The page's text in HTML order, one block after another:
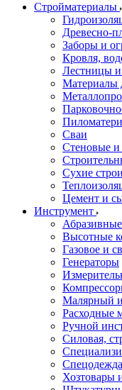
Стройматериалы
Древесно-
Заборы и
Кровля,
Лестницы
Материалы
Сваи
Стеновые и
Сухие
Цемент и
Инструмент
Высотные
Газовое и
Генераторы
Малярный
Расходные
Ручной
Силовая,
Хозтовары